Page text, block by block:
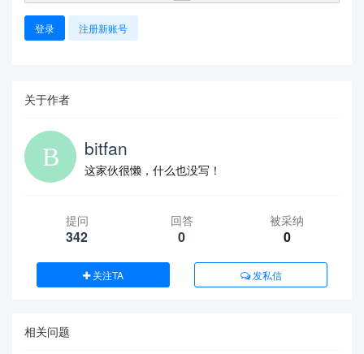
登录 注册新账号
关于作者
bitfan
这家伙很懒，什么也没写！
提问
342
回答
0
被采纳
0
关注TA 发私信
相关问题